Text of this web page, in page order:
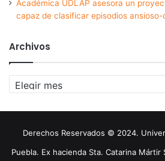
Académica UDLAP asesora un
capaz de clasificar episodios ansioso-
Archivos
Archivos
Derechos Reservados © 2024.
Puebla. Ex hacienda Sta. Catarina Mártir